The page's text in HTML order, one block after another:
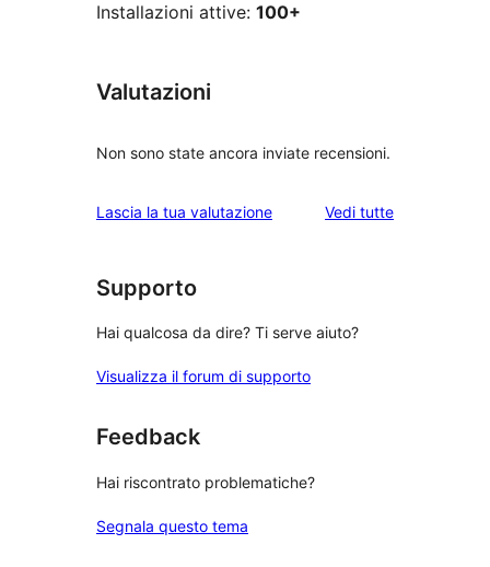
Installazioni attive: 100+
Valutazioni
Non sono state ancora inviate recensioni.
Lascia la tua valutazione Vedi tuttele
Supporto
Hai qualcosa da dire? Ti serve aiuto?
Visualizza il forum di supporto
Feedback
Hai riscontrato problematiche?
Segnala questo tema